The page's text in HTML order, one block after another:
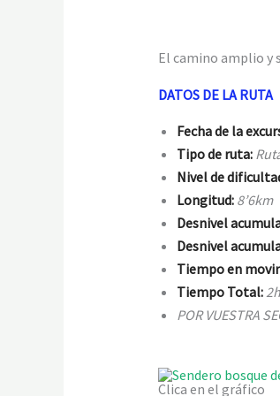
El camino amplio y
DATOS DE LA RUTA
Fecha de la
Tipo de ruta:
Nivel de
Longitud:8’6km
Desnivel
Desnivel
Tiempo en
Tiempo Total:
POR VUESTRA
Clica en el gráfico